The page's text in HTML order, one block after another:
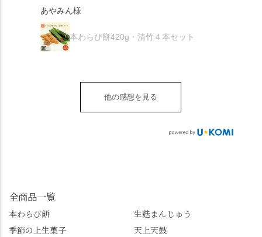
は抹茶きなこが付いて
ますが、追加でかけな
くても十分おいしくい
ただけます。 店内には
ップがあります。店員
さんに一言お声かけて
きました。 •お茶丸 •天
上天鼓 •天楽 •完熟南紅
梅ゼリー 上記4点も定番
の和菓子。 完熟南紅梅
り。器まで美しくて、
事な石の寺「正法寺」
へ。青もみじがきらき
な…」と半ば諦めてい
たら、上の方にはまだ
感謝しています。あり
お皿は原稔さん
（@hara_minoru）「角
水無月 #原稔 さん #和
北川
（元日のみ休業）
**************
ちの日常の魅力を発信
ツ #みずは北川 #わらび
餅 #抹茶わらび餅
あやみん様
本わらび餅420g・清竹４本セット
他の感想を見る
全商品一覧
本わらび餅
生麩まんじゅう
季節の上生菓子
天上天鼓